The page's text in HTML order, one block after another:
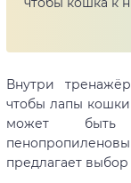
Внутри
чтобы лапы
может быть
предлагает